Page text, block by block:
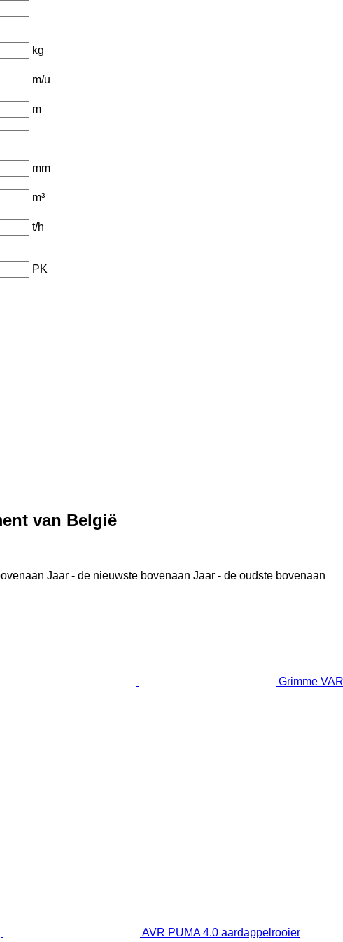
kg
m/u
m
mm
m³
t/h
PK
van België
Jaar - de nieuwste bovenaan Jaar - de oudste bovenaan
Grimme
AVR PUMA 4.0 aardappelrooier